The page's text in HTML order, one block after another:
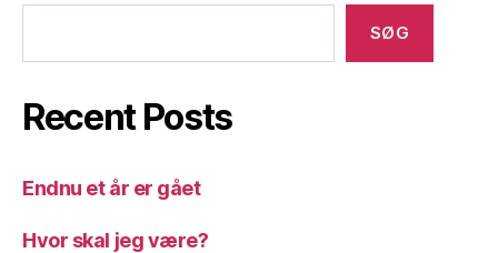
SØG
Recent Posts
Endnu et år er gået
Hvor skal jeg være?